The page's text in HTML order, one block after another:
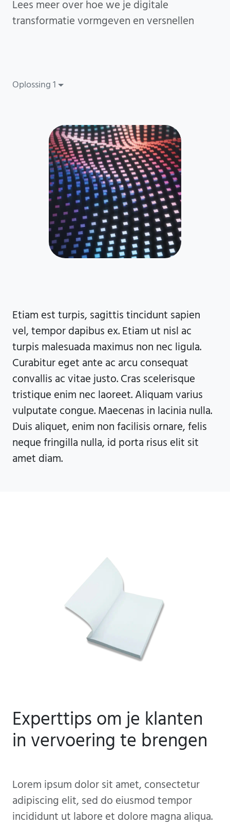
Lees meer over hoe we je digitale
transformatie vormgeven en versnellen
Oplossing 1
Etiam est turpis, sagittis tincidunt sapien
vel, tempor dapibus ex. Etiam ut nisl ac
turpis malesuada maximus non nec ligula.
Curabitur eget ante ac arcu consequat
convallis ac vitae justo. Cras scelerisque
tristique enim nec laoreet. Aliquam varius
vulputate congue. Maecenas in lacinia nulla.
Duis aliquet, enim non facilisis ornare, felis
neque fringilla nulla, id porta risus elit sit
amet diam.
Experttips om je klanten
in vervoering te brengen
Lorem ipsum dolor sit amet, consectetur
adipiscing elit, sed do eiusmod tempor
incididunt ut labore et dolore magna aliqua.